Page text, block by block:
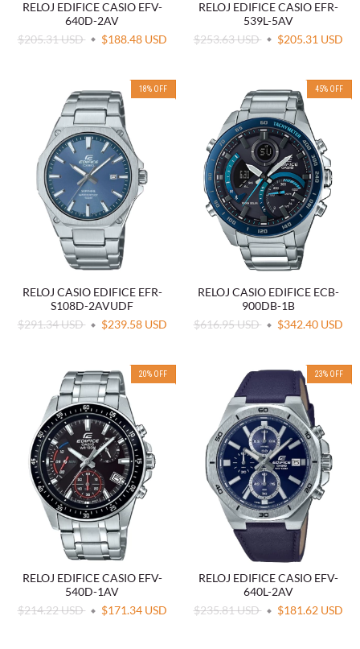
RELOJ EDIFICE CASIO EFV-
640D-2AV
$205.31 USD
$188.48 USD
RELOJ EDIFICE CASIO EFR-
539L-5AV
$253.63 USD
$205.31 USD
18% OFF
RELOJ CASIO EDIFICE EFR-
S108D-2AVUDF
$291.34 USD
$239.58 USD
45% OFF
RELOJ CASIO EDIFICE ECB-
900DB-1B
$616.95 USD
$342.40 USD
20% OFF
RELOJ EDIFICE CASIO EFV-
540D-1AV
$214.22 USD
$171.34 USD
23% OFF
RELOJ EDIFICE CASIO EFV-
640L-2AV
$235.81 USD
$181.62 USD